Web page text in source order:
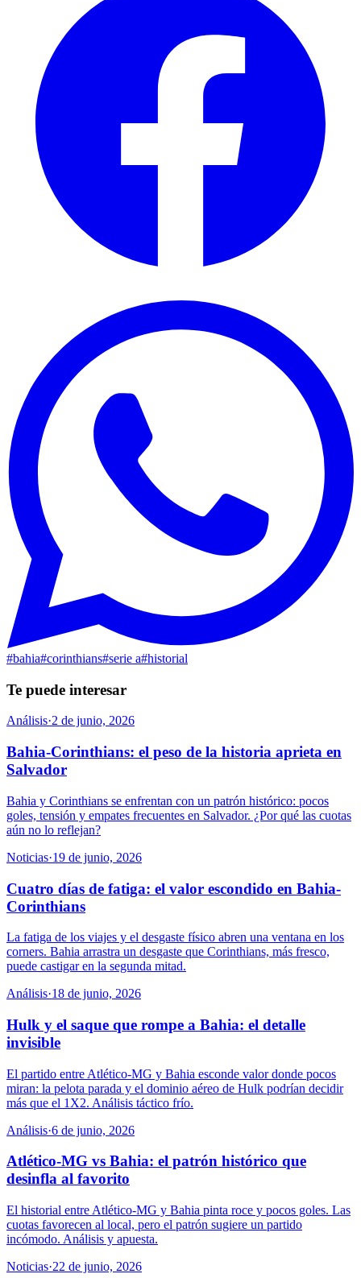
#bahia#corinthians#serie a#historial
Te puede interesar
Análisis·2 de junio, 2026
Bahia-Corinthians: el peso de la historia aprieta en
Salvador
Bahia y Corinthians se enfrentan con un patrón histórico: pocos
goles, tensión y empates frecuentes en Salvador. ¿Por qué las cuotas
aún no lo reflejan?
Noticias·19 de junio, 2026
Cuatro días de fatiga: el valor escondido en Bahia-
Corinthians
La fatiga de los viajes y el desgaste físico abren una ventana en los
corners. Bahia arrastra un desgaste que Corinthians, más fresco,
puede castigar en la segunda mitad.
Análisis·18 de junio, 2026
Hulk y el saque que rompe a Bahia: el detalle
invisible
El partido entre Atlético-MG y Bahia esconde valor donde pocos
miran: la pelota parada y el dominio aéreo de Hulk podrían decidir
más que el 1X2. Análisis táctico frío.
Análisis·6 de junio, 2026
Atlético-MG vs Bahia: el patrón histórico que
desinfla al favorito
El historial entre Atlético-MG y Bahia pinta roce y pocos goles. Las
cuotas favorecen al local, pero el patrón sugiere un partido
incómodo. Análisis y apuesta.
Noticias·22 de junio, 2026